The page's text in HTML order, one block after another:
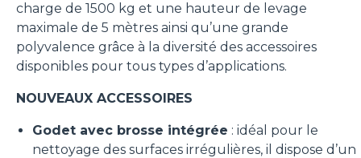
charge de 1500 kg et une hauteur de levage
maximale de 5 mètres ainsi qu’une grande
polyvalence grâce à la diversité des accessoires
disponibles pour tous types d’applications.
NOUVEAUX ACCESSOIRES
Godet avec brosse intégrée : idéal pour le
nettoyage des surfaces irrégulières, il dispose d’un